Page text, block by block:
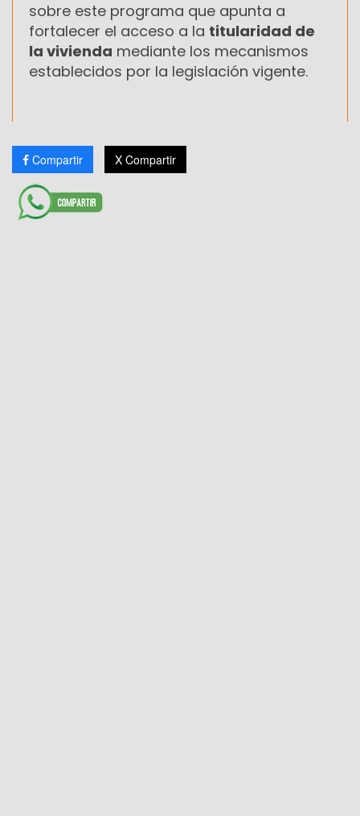
sobre este programa que apunta a
fortalecer el acceso a la titularidad de
la vivienda mediante los mecanismos
establecidos por la legislación vigente.
Compartir X Compartir